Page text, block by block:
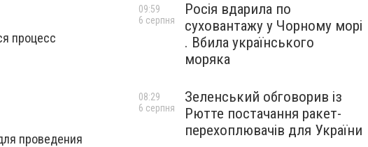
процесс
проведения
Росія вдарила по
суховантажу у Чорному морі
. Вбила українського
моряка
09:59
6 серпня
Зеленський обговорив із
Рютте постачання ракет-
перехоплювачів для України
08:29
6 серпня